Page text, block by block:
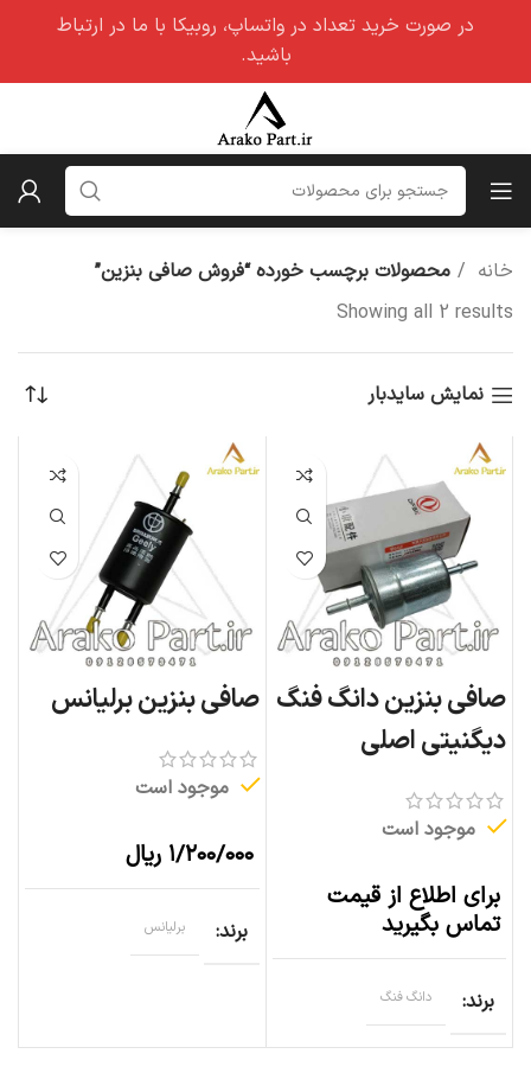
خانه
محصولات برچسب خورده “فروش صافی بنزین”
Showing all 2 results
نمایش سایدبار
صافی بنزین دانگ فنگ
دیگنیتی اصلی
موجود است
برای اطلاع از قیمت
تماس بگیرید
برند دانگ فنگ
صافی بنزین برلیانس
موجود است
۱/۲۰۰/۰۰۰ ریال
برند برلیانس
در صورت خرید تعداد در واتساپ، روبیکا با ما در ارتباط
باشید.